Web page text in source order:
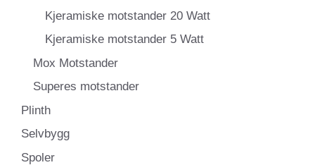
Kjeramiske motstander 20 Watt
Kjeramiske motstander 5 Watt
Mox Motstander
Superes motstander
Plinth
Selvbygg
Spoler